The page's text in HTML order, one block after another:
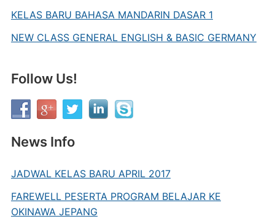
KELAS BARU BAHASA MANDARIN DASAR 1
NEW CLASS GENERAL ENGLISH & BASIC GERMANY
Follow Us!
News Info
JADWAL KELAS BARU APRIL 2017
FAREWELL PESERTA PROGRAM BELAJAR KE
OKINAWA JEPANG